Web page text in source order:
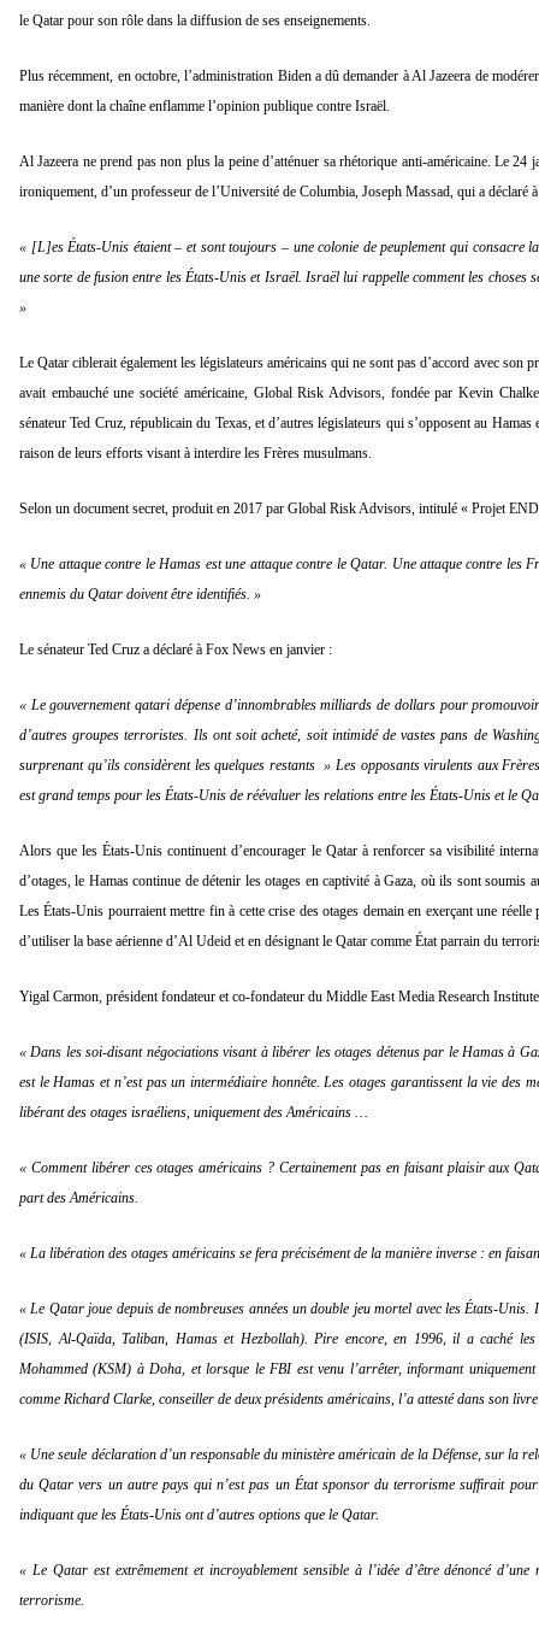
le Qatar pour son rôle dans la diffusion de ses enseignements.
Plus récemment, en octobre, l’administration Biden a dû demander à Al Jazeera de
manière dont la chaîne enflamme l’opinion publique contre Israël.
Al Jazeera ne prend pas non plus la peine d’atténuer sa rhétorique anti-américaine. Le
ironiquement, d’un professeur de l’Université de Columbia, Joseph Massad, qui a déclaré
« [L]es États-Unis étaient – ​​et sont toujours – une colonie de peuplement qui consacre
une sorte de fusion entre les États-Unis et Israël. Israël lui rappelle comment les choses
»
Le Qatar ciblerait également les législateurs américains qui ne sont pas d’accord avec son
avait embauché une société américaine, Global Risk Advisors, fondée par Kevin
sénateur Ted Cruz, républicain du Texas, et d’autres législateurs qui s’opposent au
raison de leurs efforts visant à interdire les Frères musulmans.
Selon un document secret, produit en 2017 par Global Risk Advisors, intitulé « Projet
« Une attaque contre le Hamas est une attaque contre le Qatar. Une attaque contre les
ennemis du Qatar doivent être identifiés. »
Le sénateur Ted Cruz a déclaré à Fox News en janvier :
« Le gouvernement qatari dépense d’innombrables milliards de dollars pour
d’autres groupes terroristes. Ils ont soit acheté, soit intimidé de vastes pans de
surprenant qu’ils considèrent les quelques restants » Les opposants virulents aux
est grand temps pour les États-Unis de réévaluer les relations entre les États-Unis et le
Alors que les États-Unis continuent d’encourager le Qatar à renforcer sa visibilité
d’otages, le Hamas continue de détenir les otages en captivité à Gaza, où ils sont
Les États-Unis pourraient mettre fin à cette crise des otages demain en exerçant une
d’utiliser la base aérienne d’Al Udeid et en désignant le Qatar comme État parrain du
Yigal Carmon, président fondateur et co-fondateur du Middle East Media Research
« Dans les soi-disant négociations visant à libérer les otages détenus par le Hamas à
est le Hamas et n’est pas un intermédiaire honnête. Les otages garantissent la vie des
libérant des otages israéliens, uniquement des Américains …
« Comment libérer ces otages américains ? Certainement pas en faisant plaisir aux
part des Américains.
« La libération des otages américains se fera précisément de la manière inverse : en
« Le Qatar joue depuis de nombreuses années un double jeu mortel avec les États-
(ISIS, Al-Qaïda, Taliban, Hamas et Hezbollah). Pire encore, en 1996, il a caché
Mohammed (KSM) à Doha, et lorsque le FBI est venu l’arrêter, informant
comme Richard Clarke, conseiller de deux présidents américains, l’a attesté dans son
« Une seule déclaration d’un responsable du ministère américain de la Défense, sur la
du Qatar vers un autre pays qui n’est pas un État sponsor du terrorisme suffirait
indiquant que les États-Unis ont d’autres options que le Qatar.
« Le Qatar est extrêmement et incroyablement sensible à l’idée d’être dénoncé
terrorisme.